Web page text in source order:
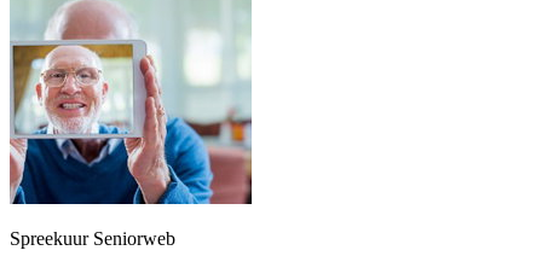
Spreekuur Seniorweb